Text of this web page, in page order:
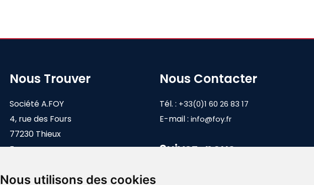
Nous utilisons des cookies
Nous Trouver
Société A.FOY
4, rue des Fours
77230 Thieux
France
Nous Contacter
Tél. : +33(0)1 60 26 83 17
E-mail :info@foy.fr
Suivez-nous